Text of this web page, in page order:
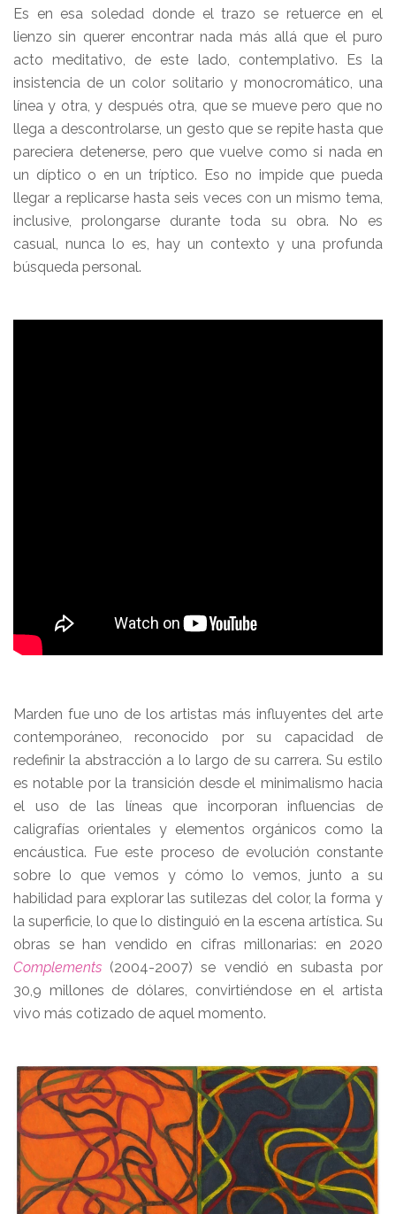
Es en esa soledad donde el trazo se retuerce en el
lienzo sin querer encontrar nada más allá que el puro
acto meditativo, de este lado, contemplativo. Es la
insistencia de un color solitario y monocromático, una
línea y otra, y después otra, que se mueve pero que no
llega a descontrolarse, un gesto que se repite hasta que
pareciera detenerse, pero que vuelve como si nada en
un díptico o en un tríptico. Eso no impide que pueda
llegar a replicarse hasta seis veces con un mismo tema,
inclusive, prolongarse durante toda su obra. No es
casual, nunca lo es, hay un contexto y una profunda
búsqueda personal.
Marden fue uno de los artistas más influyentes del arte
contemporáneo, reconocido por su capacidad de
redefinir la abstracción a lo largo de su carrera. Su estilo
es notable por la transición desde el minimalismo hacia
el uso de las líneas que incorporan influencias de
caligrafías orientales y elementos orgánicos como la
encáustica. Fue este proceso de evolución constante
sobre lo que vemos y cómo lo vemos, junto a su
habilidad para explorar las sutilezas del color, la forma y
la superficie, lo que lo distinguió en la escena artística. Su
obras se han vendido en cifras millonarias: en 2020
Complements (2004-2007) se vendió en subasta por
30,9 millones de dólares, convirtiéndose en el artista
vivo más cotizado de aquel momento.